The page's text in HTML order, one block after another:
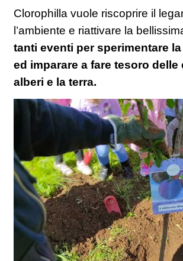
Clorophilla vuole riscoprire il
l’ambiente e riattivare la
tanti eventi per sperimentare
ed imparare a fare tesoro
alberi e la terra.